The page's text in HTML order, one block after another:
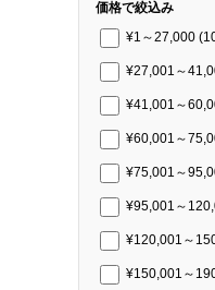
価格で絞込み
¥1～27,000
¥27,001～
¥41,001～
¥60,001～
¥75,001～
¥95,001～
¥120,001～
¥150,001～